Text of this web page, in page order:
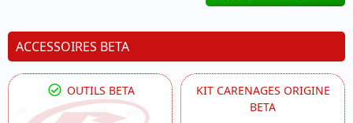
ACCESSOIRES BETA
OUTILS BETA
KIT CARENAGES ORIGINE
BETA